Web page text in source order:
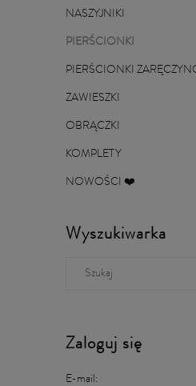
NASZYJNIKI
PIERŚCIONKI
PIERŚCIONKI
ZAWIESZKI
OBRĄCZKI
KOMPLETY
NOWOŚCI ❤️
Wyszukiwarka
Zaloguj się
E-mail: